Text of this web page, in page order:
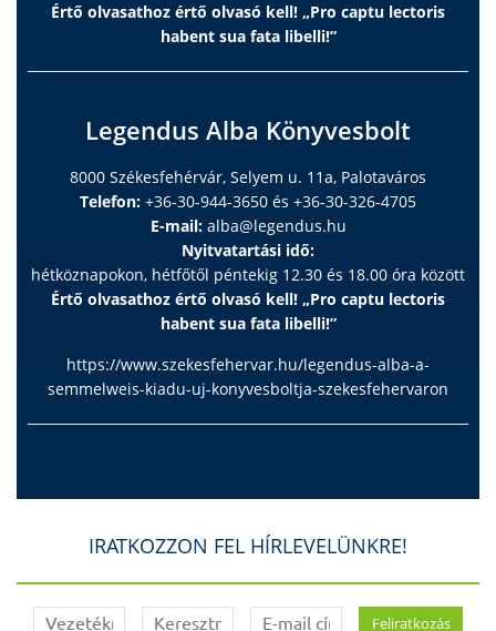
Értő olvasathoz értő olvasó kell! „Pro captu lectoris
habent sua fata libelli!”
Legendus Alba Könyvesbolt
8000 Székesfehérvár, Selyem u. 11a, Palotaváros
Telefon: +36-30-944-3650 és +36-30-326-4705
E-mail: alba@legendus.hu
Nyitvatartási idő:
hétköznapokon, hétfőtől péntekig 12.30 és 18.00 óra között
Értő olvasathoz értő olvasó kell! „Pro captu lectoris
habent sua fata libelli!”
https://www.szekesfehervar.hu/legendus-alba-a-
semmelweis-kiadu-uj-konyvesboltja-szekesfehervaron
IRATKOZZON FEL HÍRLEVELÜNKRE!